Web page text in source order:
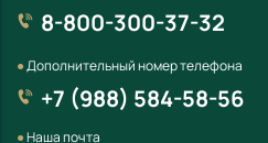
8-800-300-37-32
●Дополнительный номер телефона
+7 (988) 584-58-56
●Наша почта